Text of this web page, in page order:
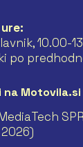
10.00-
po
na Motovila.si
2026)